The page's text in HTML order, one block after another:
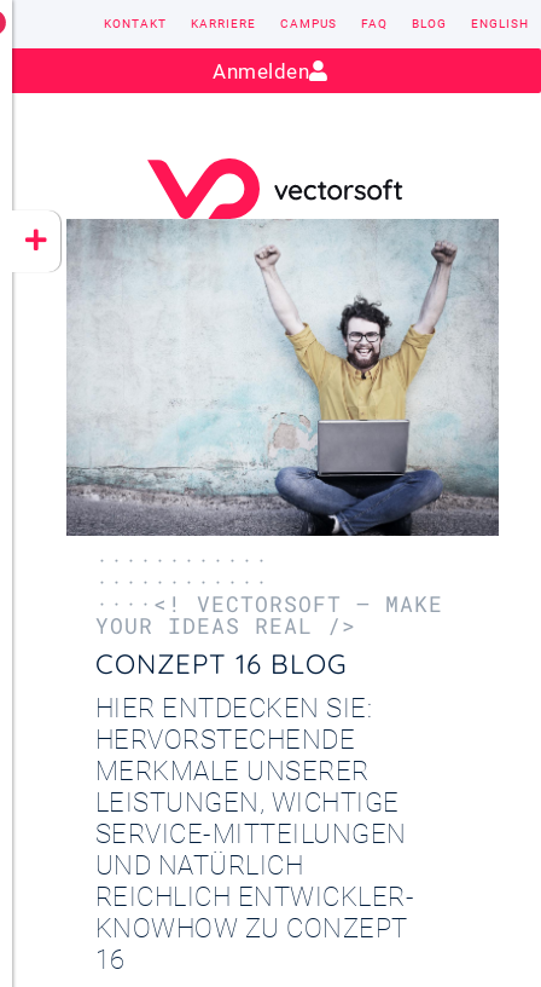
CONZEPT 16
YEET
Kontakt:sales@vectorsoft.de
KONTAKT KARRIERE CAMPUS FAQ BLOG ENGLISH
Anmelden
············
············
····<! VECTORSOFT – MAKE
YOUR IDEAS REAL />
CONZEPT 16 BLOG
HIER ENTDECKEN SIE:
HERVORSTECHENDE
MERKMALE UNSERER
LEISTUNGEN, WICHTIGE
SERVICE-MITTEILUNGEN
UND NATÜRLICH
REICHLICH ENTWICKLER-
KNOWHOW ZU CONZEPT
16